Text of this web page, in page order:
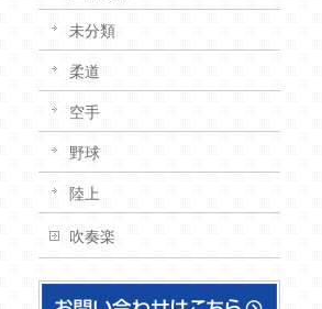
未分類
柔道
空手
野球
陸上
吹奏楽